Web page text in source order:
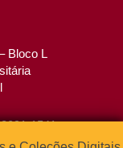
Bloco L
1541